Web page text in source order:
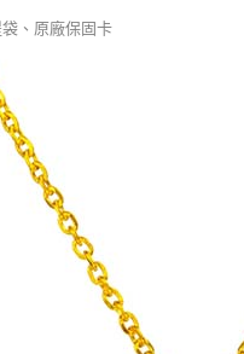
、原廠保固卡